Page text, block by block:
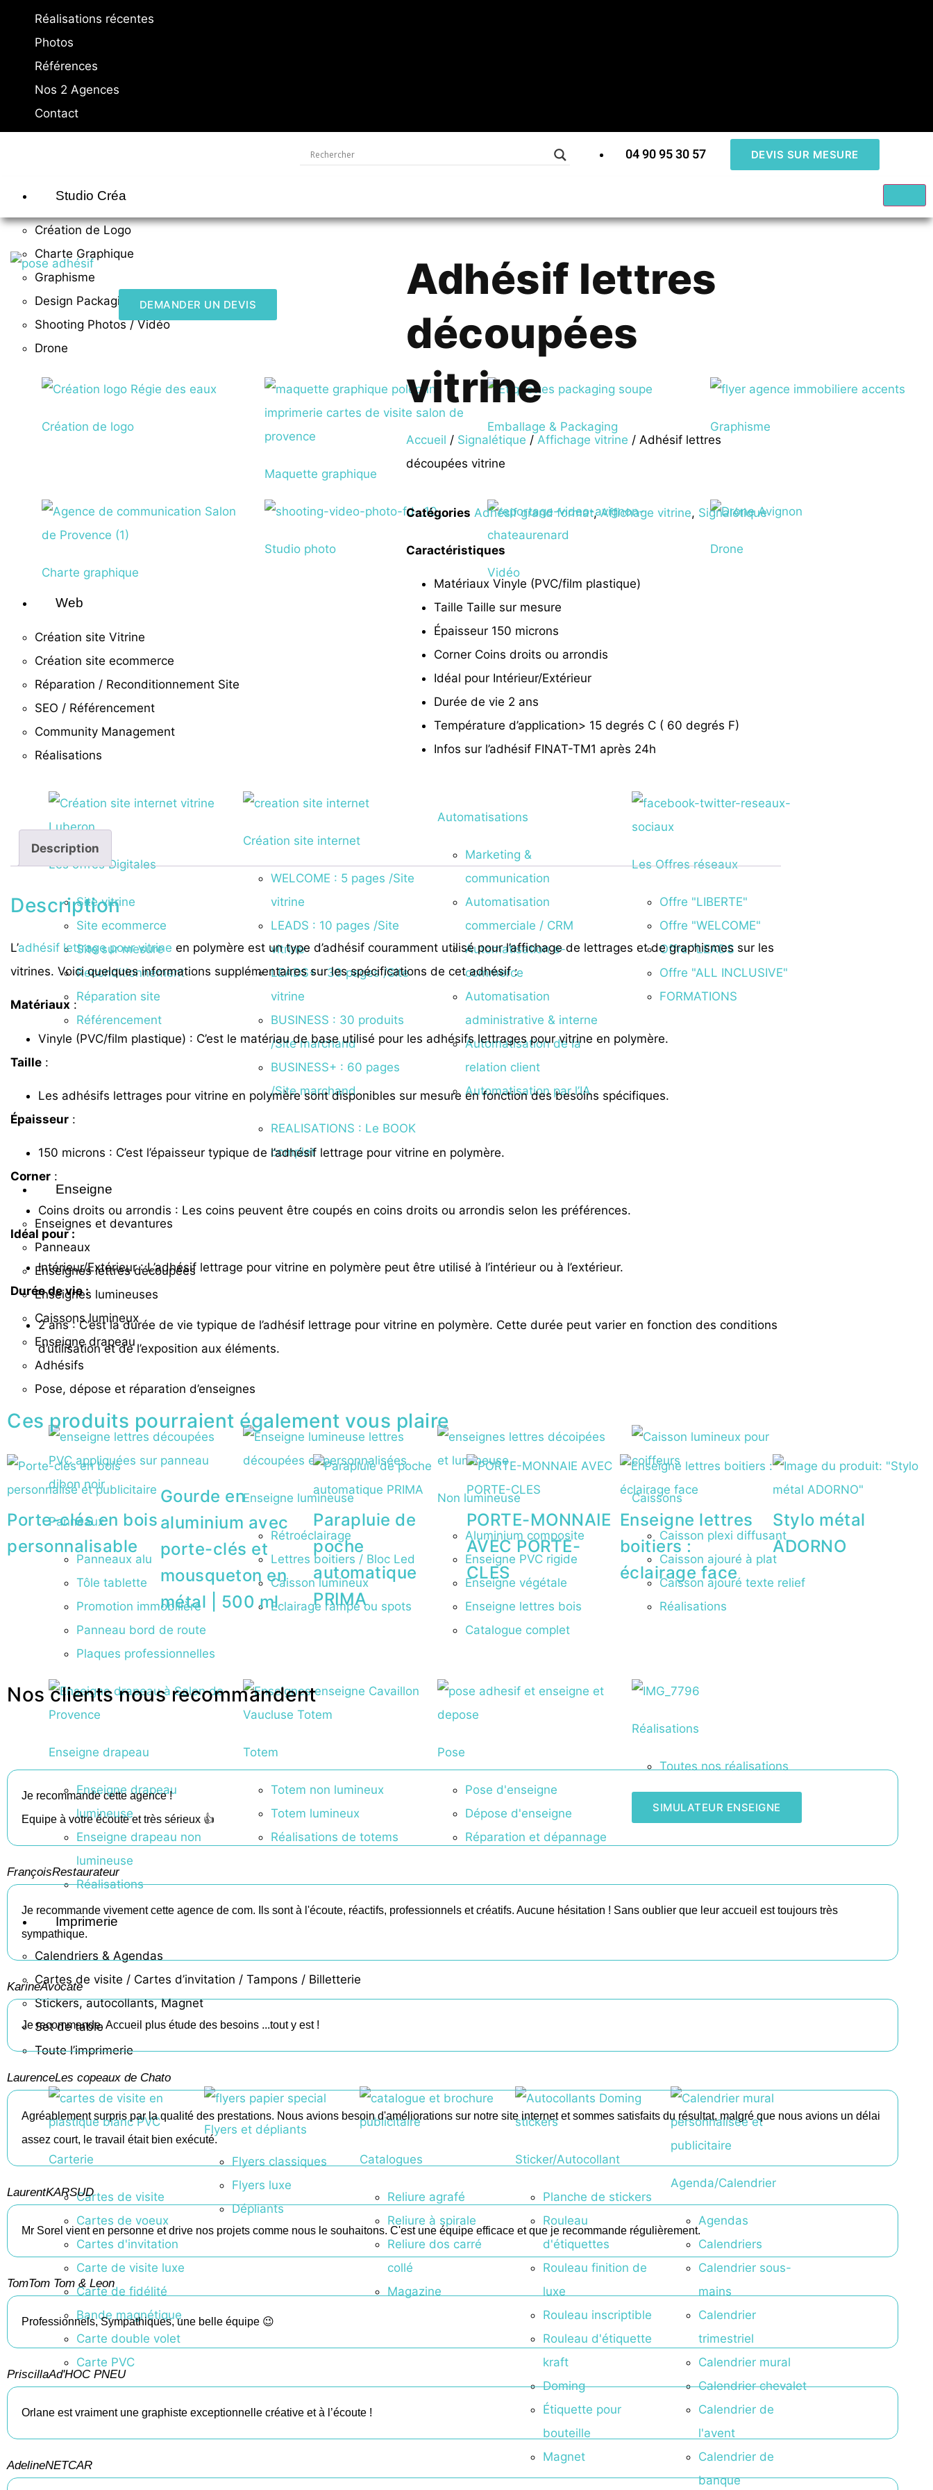
Réalisations récentes
Photos
Références
Nos 2 Agences
Contact
04 90 95 30 57 DEVIS SUR MESURE
Studio Créa
Création de Logo
Charte Graphique
Graphisme
Design Packaging
Shooting Photos / Vidéo
Drone
Création de logo
Maquette graphique
Emballage & Packaging Graphisme
Charte graphique
Studio photo
Vidéo
Drone
Web
Création site Vitrine
Création site ecommerce
Réparation / Reconditionnement Site
SEO / Référencement
Community Management
Réalisations
Les offres Digitales
Site vitrine
Site ecommerce
Site sur mesure
Reconditionnement
Réparation site
Référencement
Création site internet
WELCOME : 5 pages /Site
vitrine
LEADS : 10 pages /Site
vitrine
LEADS+ : 30 pages /Site
vitrine
BUSINESS : 30 produits
/Site marchand
BUSINESS+ : 60 pages
/Site marchand
REALISATIONS : Le BOOK
complet
Automatisations
Marketing &
communication
Automatisation
commerciale / CRM
Automatisation e-
commerce
Automatisation
administrative & interne
Automatisation de la
relation client
Automatisation par l’IA
Les Offres réseaux
Offre "LIBERTE"
Offre "WELCOME"
Offre "LEADS
Offre "ALL INCLUSIVE"
FORMATIONS
Enseigne
Enseignes et devantures
Panneaux
Enseignes lettres découpées
Enseignes lumineuses
Caissons lumineux
Enseigne drapeau
Adhésifs
Pose, dépose et réparation d’enseignes
Panneaux
Panneaux alu
Tôle tablette
Promotion immobilière
Panneau bord de route
Plaques professionnelles
Enseigne lumineuse
Rétroéclairage
Lettres boitiers / Bloc Led
Caisson lumineux
Eclairage rampe ou spots
Non lumineuse
Aluminium composite
Enseigne PVC rigide
Enseigne végétale
Enseigne lettres bois
Catalogue complet
Caissons
Caisson plexi diffusant
Caisson ajouré à plat
Caisson ajouré texte relief
Réalisations
Enseigne drapeau
Enseigne drapeau
lumineuse
Enseigne drapeau non
lumineuse
Réalisations
Totem
Totem non lumineux
Totem lumineux
Réalisations de totems
Pose
Pose d'enseigne
Dépose d'enseigne
Réparation et dépannage
Réalisations
Toutes nos réalisations
SIMULATEUR ENSEIGNE
Imprimerie
Calendriers & Agendas
Cartes de visite / Cartes d’invitation / Tampons / Billetterie
Stickers, autocollants, Magnet
Set de table
Toute l’imprimerie
Carterie
Cartes de visite
Cartes de voeux
Cartes d'invitation
Carte de visite luxe
Carte de fidélité
Bande magnétique
Carte double volet
Carte PVC
Flyers et dépliants
Flyers classiques
Flyers luxe
Dépliants
Catalogues
Reliure agrafé
Reliure à spirale
Reliure dos carré
collé
Magazine
Sticker/Autocollant
Planche de stickers
Rouleau
d'étiquettes
Rouleau finition de
luxe
Rouleau inscriptible
Rouleau d'étiquette
kraft
Doming
Étiquette pour
bouteille
Magnet
Agenda/Calendrier
Agendas
Calendriers
Calendrier sous-
mains
Calendrier
trimestriel
Calendrier mural
Calendrier chevalet
Calendrier de
l'avent
Calendrier de
banque
DEMANDER UN DEVIS
Adhésif lettres
découpées
vitrine
Accueil / Signalétique / Affichage vitrine / Adhésif lettres
découpées vitrine
Catégories Adhésif grand format,Affichage vitrine, Signalétique
Caractéristiques
Matériaux Vinyle (PVC/film plastique)
Taille Taille sur mesure
Épaisseur 150 microns
Corner Coins droits ou arrondis
Idéal pour Intérieur/Extérieur
Durée de vie 2 ans
Température d’application> 15 degrés C ( 60 degrés F)
Infos sur l’adhésif FINAT-TM1 après 24h
Description
Description
L’adhésif lettrage pour vitrine en polymère est un type d’adhésif couramment utilisé pour l’affichage de lettrages et de graphismes sur les
vitrines. Voici quelques informations supplémentaires sur les spécifications de cet adhésif :
Matériaux :
Vinyle (PVC/film plastique) : C’est le matériau de base utilisé pour les adhésifs lettrages pour vitrine en polymère.
Taille :
Les adhésifs lettrages pour vitrine en polymère sont disponibles sur mesure en fonction des besoins spécifiques.
Épaisseur :
150 microns : C’est l’épaisseur typique de l’adhésif lettrage pour vitrine en polymère.
Corner :
Coins droits ou arrondis : Les coins peuvent être coupés en coins droits ou arrondis selon les préférences.
Idéal pour :
Intérieur/Extérieur : L’adhésif lettrage pour vitrine en polymère peut être utilisé à l’intérieur ou à l’extérieur.
Durée de vie :
2 ans : C’est la durée de vie typique de l’adhésif lettrage pour vitrine en polymère. Cette durée peut varier en fonction des conditions
d’utilisation et de l’exposition aux éléments.
Ces produits pourraient également vous plaire
Porte-clés en bois
personnalisable
Gourde en
aluminium avec
porte-clés et
mousqueton en
métal | 500 ml
Parapluie de
poche
automatique
PRIMA
PORTE-MONNAIE
AVEC PORTE-
CLES
Enseigne lettres
boitiers :
éclairage face
Stylo métal
ADORNO
Nos clients nous recommandent
Je recommande cette agence !
Equipe à votre écoute et très sérieux 👍
FrançoisRestaurateur
Je recommande vivement cette agence de com. Ils sont à l'écoute, réactifs, professionnels et créatifs. Aucune hésitation ! Sans oublier que leur accueil est toujours très
sympathique.
KarineAvocate
Je recommande. Accueil plus étude des besoins ...tout y est !
LaurenceLes copeaux de Chato
Agréablement surpris par la qualité des prestations. Nous avions besoin d'améliorations sur notre site internet et sommes satisfaits du résultat, malgré que nous avions un délai
assez court, le travail était bien exécuté.
LaurentKARSUD
Mr Sorel vient en personne et drive nos projets comme nous le souhaitons. C'est une équipe efficace et que je recommande régulièrement.
TomTom Tom & Leon
Professionnels, Sympathiques, une belle équipe 😉
PriscillaAd'HOC PNEU
Orlane est vraiment une graphiste exceptionnelle créative et à l’écoute !
AdelineNETCAR